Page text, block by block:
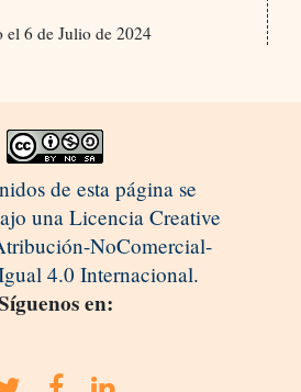
el 6 de Julio de 2024
de esta página se
una Licencia Creative
NoComercial-
4.0 Internacional.
en: